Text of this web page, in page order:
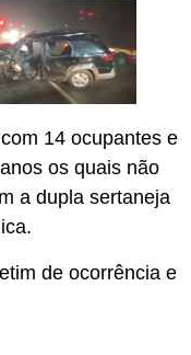
14 ocupantes e
os quais não
a dupla sertaneja
de ocorrência e